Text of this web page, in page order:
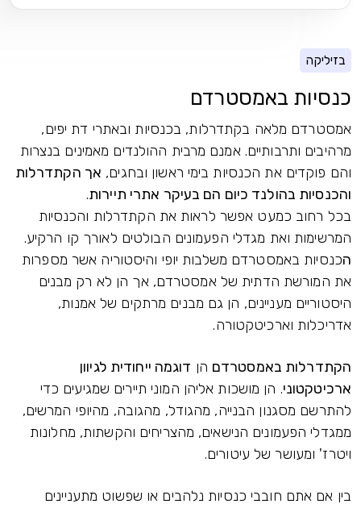
בזיליקה
כנסיות באמסטרדם
אמסטרדם מלאה בקתדרלות, בכנסיות ובאתרי דת יפים,
מרהיבים ותרבותיים. אמנם מרבית ההולנדים מאמינים בנצרות
והם פוקדים את הכנסיות בימי ראשון ובחגים, אך הקתדרלות
והכנסיות בהולנד כיום הם בעיקר אתרי תיירות.
בכל רחוב כמעט אפשר לראות את הקתדרלות והכנסיות
המרשימות ואת מגדלי הפעמונים הבולטים לאורך קו הרקיע.
הכנסיות באמסטרדם משלבות יופי והיסטוריה אשר מספרות
את המורשת הדתית של אמסטרדם, אך הן לא רק מבנים
היסטוריים מעניינים, הן גם מבנים מרתקים של אמנות,
אדריכלות וארכיטקטורה.
הקתדרלות באמסטרדם הן דוגמה ייחודית לגיוון
ארכיטקטוני. הן מושכות אליהן המוני תיירים שמגיעים כדי
להתרשם מסגנון הבנייה, מהגודל, מהגובה, מהיופי המרשים,
ממגדלי הפעמונים הנישאים, מהצריחים והקשתות, מחלונות
ויטרז' ומעושר של עיטורים.
בין אם אתם חובבי כנסיות נלהבים או שפשוט מתעניינים